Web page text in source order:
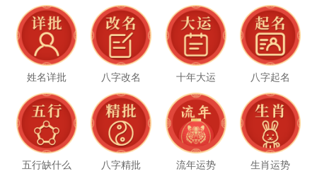
姓名详批 八字改名 十年大运 八字起名
五行缺什么 八字精批 流年运势 生肖运势